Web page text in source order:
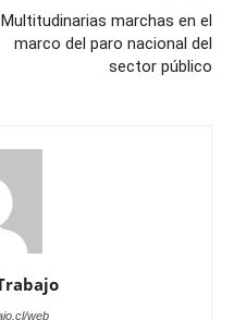
Multitudinarias marchas en el
marco del paro nacional del
sector público
web